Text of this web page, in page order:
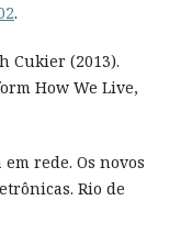
.
Cukier (2013).
How We Live,
rede. Os novos
Rio de